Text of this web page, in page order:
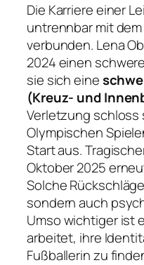
Die Karriere einer
untrennbar mit
verbunden. Lena
2024 einen
sie sich eine
(Kreuz- und
Verletzung schloss
Olympischen
Start aus.
Oktober 2025
Solche
sondern auch
Umso wichtiger ist
arbeitet, ihre
Fußballerin zu